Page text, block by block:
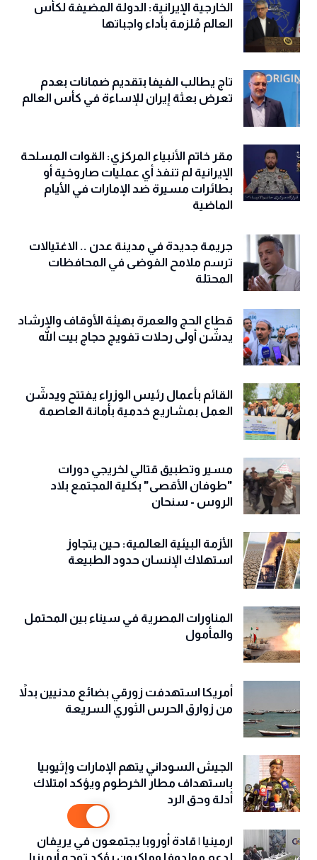
الخارجية الإيرانية: الدولة المضيفة لكأس
العالم مُلزمة بأداء واجباتها
تاج يطالب الفيفا بتقديم ضمانات بعدم
تعرض بعثة إيران للإساءة في كأس العالم
مقر خاتم الأنبياء المركزي: القوات المسلحة
الإيرانية لم تنفذ أي عمليات صاروخية أو
بطائرات مسيرة ضد الإمارات في الأيام
الماضية
جريمة جديدة في مدينة عدن .. الاغتيالات
ترسم ملامح الفوضى في المحافظات
المحتلة
قطاع الحج والعمرة بهيئة الأوقاف والإرشاد
يدشّن أولى رحلات تفويج حجاج بيت الله
القائم بأعمال رئيس الوزراء يفتتح ويدشّن
العمل بمشاريع خدمية بأمانة العاصمة
مسير وتطبيق قتالي لخريجي دورات
"طوفان الأقصى" بكلية المجتمع بلاد
الروس - سنحان
الأزمة البيئية العالمية: حين يتجاوز
استهلاك الإنسان حدود الطبيعة
المناورات المصرية في سيناء بين المحتمل
والمأمول
أمريكا استهدفت زورقي بضائع مدنيين بدلاً
من زوارق الحرس الثوري السريعة
الجيش السوداني يتهم الإمارات وإثيوبيا
باستهداف مطار الخرطوم ويؤكد امتلاك
أدلة وحق الرد
ارمينيا | قادة أوروبا يجتمعون في يريفان